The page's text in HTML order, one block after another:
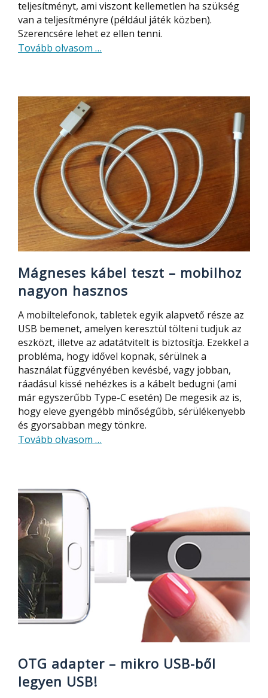
teljesítményt, ami viszont kellemetlen ha szükség
van a teljesítményre (például játék közben).
Szerencsére lehet ez ellen tenni.
Tovább olvasom about
…
Mágneses kábel teszt – mobilhoz
nagyon hasznos
A mobiltelefonok, tabletek egyik alapvető része az
USB bemenet, amelyen keresztül tölteni tudjuk az
eszközt, illetve az adatátvitelt is biztosítja. Ezekkel a
probléma, hogy idővel kopnak, sérülnek a
használat függvényében kevésbé, vagy jobban,
ráadásul kissé nehézkes is a kábelt bedugni (ami
már egyszerűbb Type-C esetén) De megesik az is,
hogy eleve gyengébb minőségűbb, sérülékenyebb
és gyorsabban megy tönkre.
Tovább olvasom about
nagyon
hasznos
…
OTG adapter – mikro USB-ből
legyen USB!